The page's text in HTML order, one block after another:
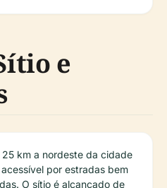
e
km a nordeste da cidade
por estradas bem
O sítio é alcançado de